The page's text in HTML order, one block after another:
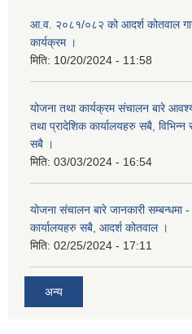
आ.व. २०८१/०८२ को आदर्श कोतवाल
कार्यक्रम ।
मिति: 10/20/2024 - 11:58
योजना तथा कार्यक्रम संचालन बारे
तथा प्रादेशिक कार्यालयहरु सबै,
सबै ।
मिति: 03/03/2024 - 16:54
योजना संचालन बारे जानकारी सम्बन्धमा
कार्यालयहरु सबै, आदर्श कोतवाल ।
मिति: 02/25/2024 - 17:11
अन्य